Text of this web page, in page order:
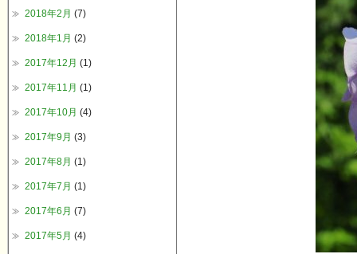
2018年2月 (7)
2018年1月 (2)
2017年12月 (1)
2017年11月 (1)
2017年10月 (4)
2017年9月 (3)
2017年8月 (1)
2017年7月 (1)
2017年6月 (7)
2017年5月 (4)